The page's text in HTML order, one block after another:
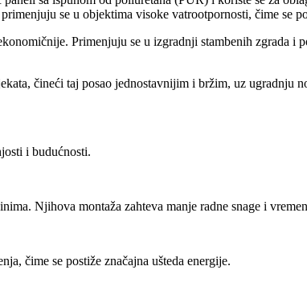
se u objektima visoke vatrootpornosti, čime se
Primenjuju se u izgradnji stambenih zgrada i
čineći taj posao jednostavnijim i bržim, uz ugradnju
i budućnosti.
Njihova montaža zahteva manje radne snage i
čime se postiže značajna ušteda energije.